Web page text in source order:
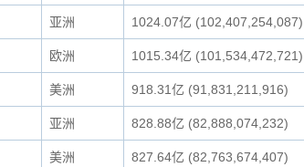
亚洲 1024.07亿 (102,407,254,087)
欧洲 1015.34亿 (101,534,472,721)
美洲 918.31亿 (91,831,211,916)
亚洲 828.88亿 (82,888,074,232)
美洲 827.64亿 (82,763,674,407)